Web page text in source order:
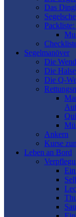
Das
Segelmanöver
Die
Die Halse
Die Q-
Ankern
Kurse
Leben an Bord